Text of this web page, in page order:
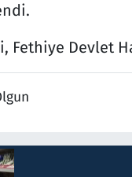
Fethiye Devlet